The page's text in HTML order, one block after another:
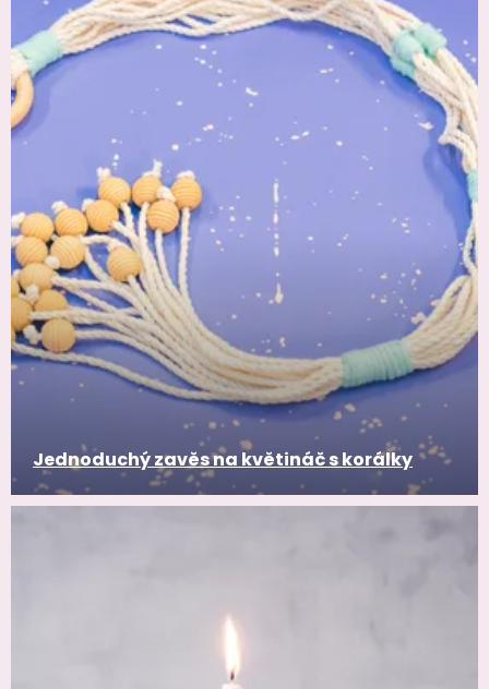
Jednoduchý zavěs na květináč s korálky